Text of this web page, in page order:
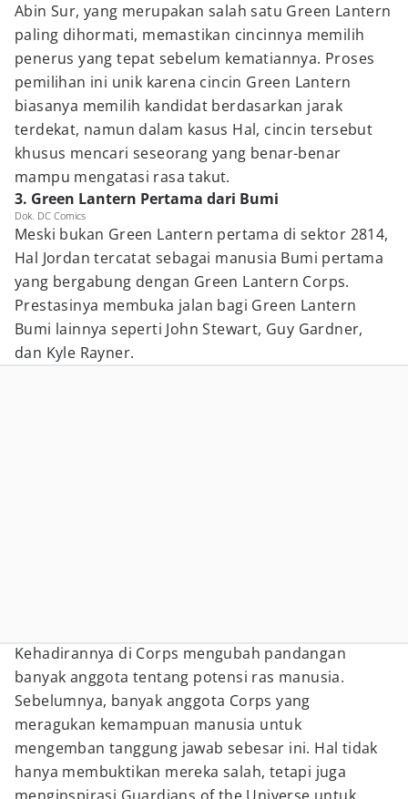
Abin Sur, yang merupakan salah satu Green Lantern
paling dihormati, memastikan cincinnya memilih
penerus yang tepat sebelum kematiannya. Proses
pemilihan ini unik karena cincin Green Lantern
biasanya memilih kandidat berdasarkan jarak
terdekat, namun dalam kasus Hal, cincin tersebut
khusus mencari seseorang yang benar-benar
mampu mengatasi rasa takut.
3. Green Lantern Pertama dari Bumi
Dok. DC Comics
Meski bukan Green Lantern pertama di sektor 2814,
Hal Jordan tercatat sebagai manusia Bumi pertama
yang bergabung dengan Green Lantern Corps.
Prestasinya membuka jalan bagi Green Lantern
Bumi lainnya seperti John Stewart, Guy Gardner,
dan Kyle Rayner.
Kehadirannya di Corps mengubah pandangan
banyak anggota tentang potensi ras manusia.
Sebelumnya, banyak anggota Corps yang
meragukan kemampuan manusia untuk
mengemban tanggung jawab sebesar ini. Hal tidak
hanya membuktikan mereka salah, tetapi juga